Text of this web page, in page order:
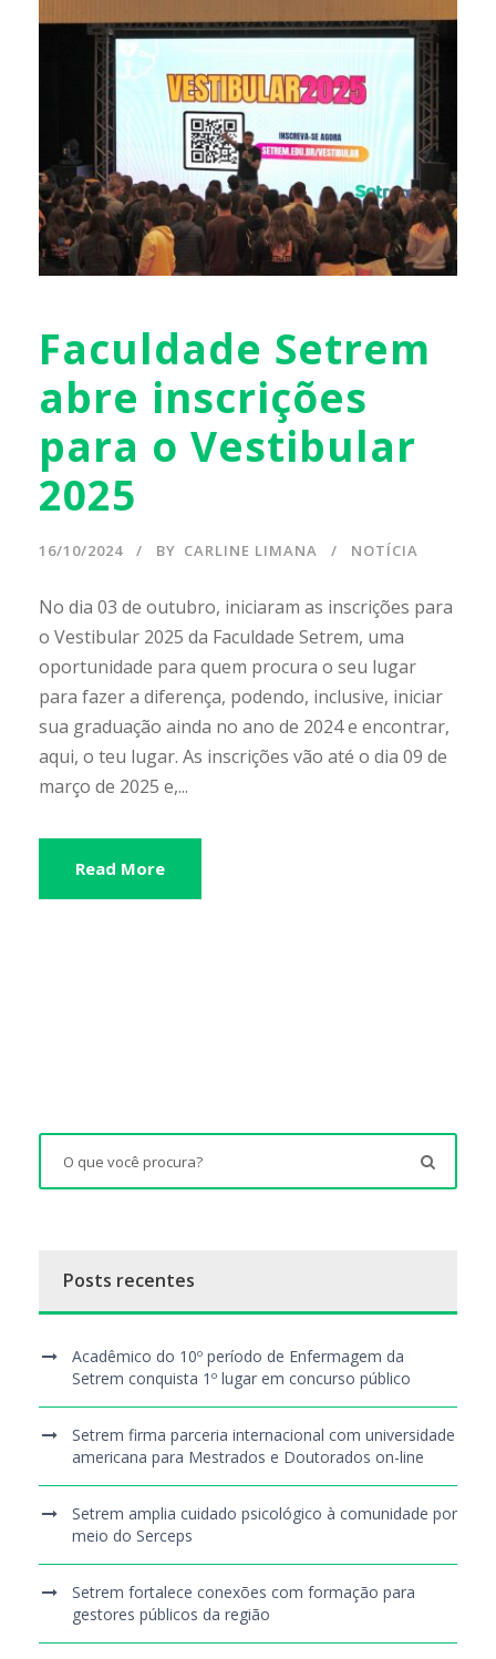
Faculdade Setrem
abre inscrições
para o Vestibular
2025
16/10/2024 BY CARLINE LIMANA NOTÍCIA
No dia 03 de outubro, iniciaram as inscrições para
o Vestibular 2025 da Faculdade Setrem, uma
oportunidade para quem procura o seu lugar
para fazer a diferença, podendo, inclusive, iniciar
sua graduação ainda no ano de 2024 e encontrar,
aqui, o teu lugar. As inscrições vão até o dia 09 de
março de 2025 e,...
Read More
Posts recentes
Acadêmico do 10º período de Enfermagem da
Setrem conquista 1º lugar em concurso público
Setrem firma parceria internacional com universidade
americana para Mestrados e Doutorados on-line
Setrem amplia cuidado psicológico à comunidade por
meio do Serceps
Setrem fortalece conexões com formação para
gestores públicos da região